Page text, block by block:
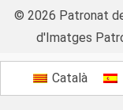
© 2026 Patronat
d'Imatges
Català